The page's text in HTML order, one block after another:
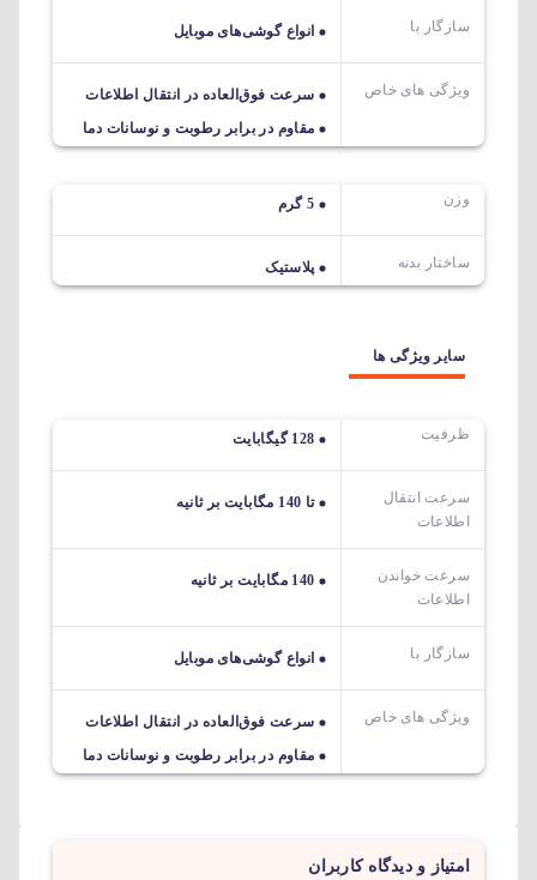
سازگار با انواع گوشی‌های موبایل
ویژگی های خاص
سرعت‌ فوق‌العاده در انتقال اطلاعات
مقاوم در برابر رطوبت و نوسانات دما
وزن 5 گرم
ساختار بدنه پلاستیک
سایر ویژگی ها
ظرفیت 128 گیگابایت
سرعت انتقال
اطلاعات
تا 140 مگابایت بر ثانیه
سرعت خواندن
اطلاعات
140 مگابایت بر ثانیه
سازگار با انواع گوشی‌های موبایل
ویژگی های خاص
سرعت‌ فوق‌العاده در انتقال اطلاعات
مقاوم در برابر رطوبت و نوسانات دما
امتیاز و دیدگاه کاربران